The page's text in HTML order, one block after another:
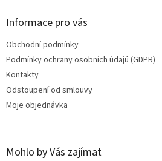
Informace pro vás
Obchodní podmínky
Podmínky ochrany osobních údajů (GDPR)
Kontakty
Odstoupení od smlouvy
Moje objednávka
Mohlo by Vás zajímat